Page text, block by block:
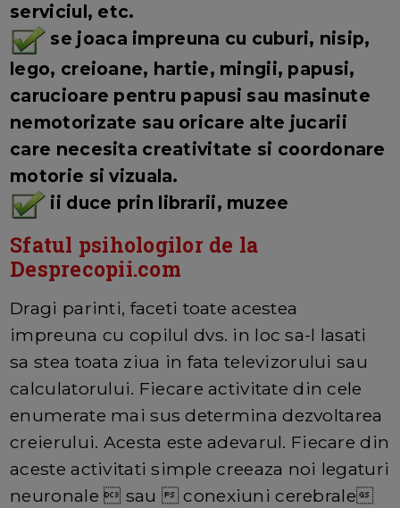
serviciul, etc.
se joaca impreuna cu cuburi, nisip,
lego, creioane, hartie, mingii, papusi,
carucioare pentru papusi sau masinute
nemotorizate sau oricare alte jucarii
care necesita creativitate si coordonare
motorie si vizuala.
ii duce prin librarii, muzee
Sfatul psihologilor de la
Desprecopii.com
Dragi parinti, faceti toate acestea
impreuna cu copilul dvs. in loc sa-l lasati
sa stea toata ziua in fata televizorului sau
calculatorului. Fiecare activitate din cele
enumerate mai sus determina dezvoltarea
creierului. Acesta este adevarul. Fiecare din
aceste activitati simple creeaza noi legaturi
neuronale  sau  conexiuni cerebrale